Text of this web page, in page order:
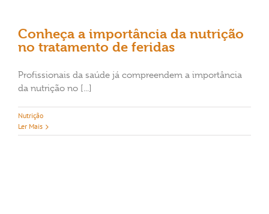
Conheça a importância da nutrição
no tratamento de feridas
Profissionais da saúde já compreendem a importância
da nutrição no [...]
Nutrição
Ler Mais